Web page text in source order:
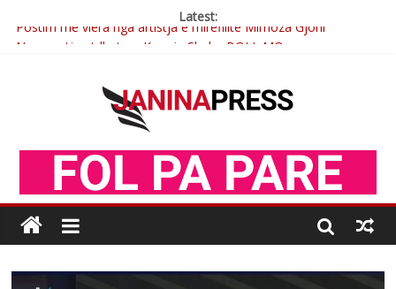
Latest:
Postim me vlera nga artistja e mirëfilltë Mimoza Gjoni
Nga poetja atdhetare Kumrie Shala -BOLL MO
Çlirimtari Mentor Mushkolaj nderohet me mirenjohje nga
Xhevdet Qeriqi Dega e invalidëve në Fushë Kosovë